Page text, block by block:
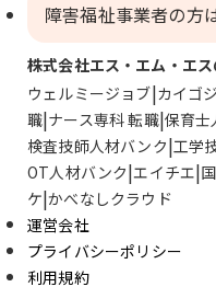
障害福祉事業者の方
株式会社エス・エム・エ
ウェルミージョブ カイゴ
職 ナース専科 転職 保育士
検査技師人材バンク 工学
OT人材バンク エイチエ
ケ かべなしクラウド
運営会社
プライバシーポリシー
利用規約